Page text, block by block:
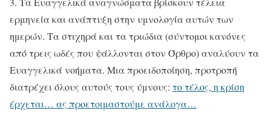
ερμηνεία και ανάπτυξη στην υμνολογία αυτών των
ημερών. Τα στιχηρά και τα τριώδια (σύντομοι κανόνες
από τρεις ωδές που ψάλλονται στον Όρθρο) αναλύουν τα
Ευαγγελικά νοήματα. Μια προειδοποίηση, προτροπή
διατρέχει όλους αυτούς τους ύμνους: το τέλος, η κρίση
έρχεται… ας προετοιμαστούμε ανάλογα…